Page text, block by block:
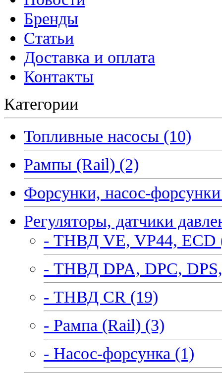
Бренды
Статьи
Доставка и оплата
Контакты
Категории
Топливные насосы (10)
Рампы (Rail) (2)
Форсунки, насос-
Регуляторы, датчики
- ТНВД VE, VP44, ECD
- ТНВД DPA, DPC,
- ТНВД CR (19)
- Рампа (Rail) (3)
- Насос-форсунка (1)